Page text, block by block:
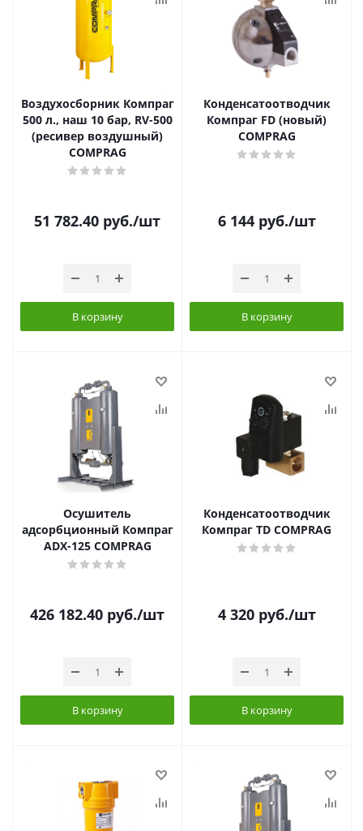
Воздухосборник Компраг
500 л., наш 10 бар, RV-500
(ресивер воздушный)
COMPRAG
51 782.40 руб./шт
В корзину
Конденсатоотводчик
Компраг FD (новый)
COMPRAG
6 144руб./шт
В корзину
Осушитель
адсорбционный Компраг
ADX-125 COMPRAG
426 182.40 руб./шт
В корзину
Конденсатоотводчик
Компраг TD COMPRAG
4 320руб./шт
В корзину